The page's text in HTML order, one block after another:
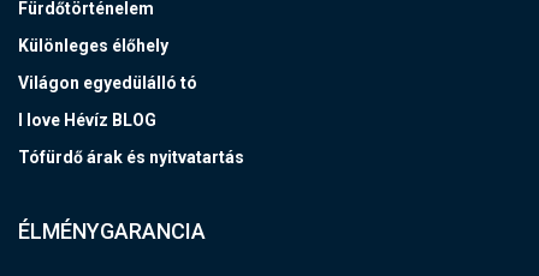
Fürdőtörténelem
Különleges élőhely
Világon egyedülálló tó
I love Hévíz BLOG
Tófürdő árak és nyitvatartás
ÉLMÉNYGARANCIA